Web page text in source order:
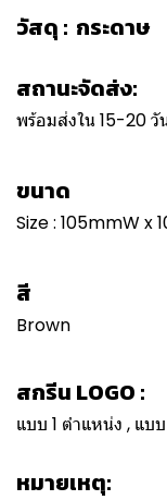
วัสดุ : กระดาษ
สถานะจัดส่ง:
พร้อมส่งใน 15-20 วั
ขนาด
Size : 105mmW x
สี
Brown
สกรีน LOGO :
แบบ 1 ตำแหน่ง , แ
หมายเหตุ: